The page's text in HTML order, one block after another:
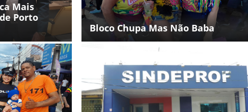
Mais
Porto
Bloco Chupa Mas Não Baba